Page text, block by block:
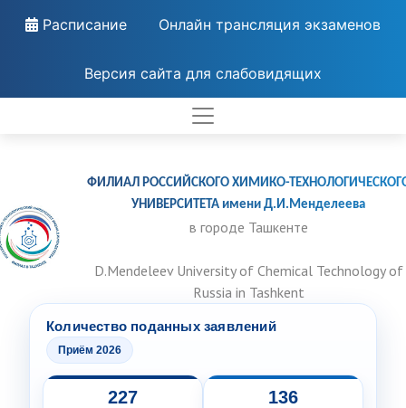
Расписание Онлайн трансляция экзаменов
Версия сайта для слабовидящих
ФИЛИАЛ РОССИЙСКОГО ХИМИКО-
УНИВЕРСИТЕТА имени Д.И.Менделеева
в городе Ташкенте
D.Mendeleev University of Chemical Technology of
Russia in Tashkent
Количество поданных заявлений
Приём 2026
227 136